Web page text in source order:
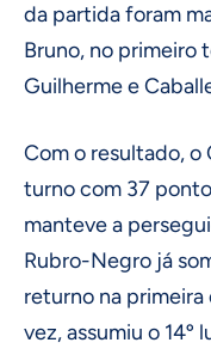
da partida foram
Bruno, no primeiro
Guilherme e
Com o resultado,
turno com 37
manteve a
Rubro-Negro já
returno na primeira
vez, assumiu o 14º